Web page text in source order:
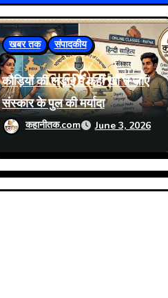
खबर तक संपादकीय
कौड़ियों की लड़ाई में कहीं खो न जाए
संस्कार के पुल की मर्यादा
कहानीतक.com June 3, 2026